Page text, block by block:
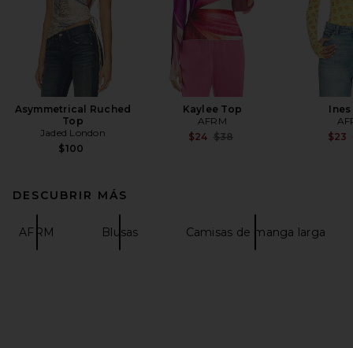
Asymmetrical Ruched
Top
Jaded London
$100
Kaylee Top
AFRM
$24 Previous price:
$38
$23
DESCUBRIR MÁS
AFRM Blusas Camisas de manga larga